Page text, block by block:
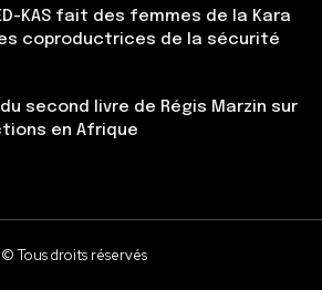
KAS fait des femmes de la Kara
coproductrices de la sécurité
second livre de Régis Marzin sur
en Afrique
© Tous droits réservés